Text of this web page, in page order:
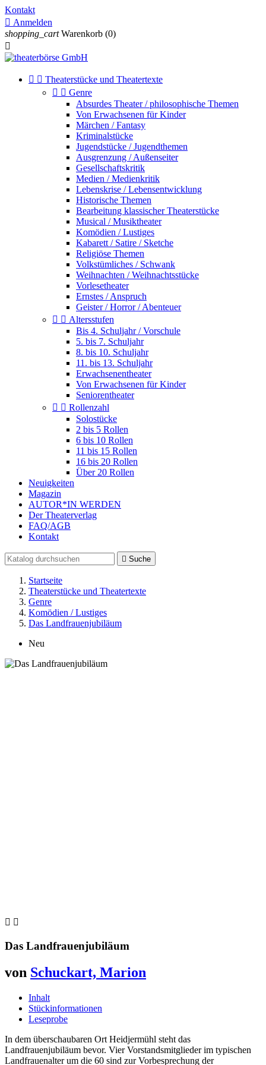
Kontakt
 Anmelden
shopping_cart Warenkorb (0)

  Theaterstücke und Theatertexte
  Genre
Absurdes Theater / philosophische Themen
Von Erwachsenen für Kinder
Märchen / Fantasy
Kriminalstücke
Jugendstücke / Jugendthemen
Ausgrenzung / Außenseiter
Gesellschaftskritik
Medien / Medienkritik
Lebenskrise / Lebensentwicklung
Historische Themen
Bearbeitung klassischer Theaterstücke
Musical / Musiktheater
Komödien / Lustiges
Kabarett / Satire / Sketche
Religiöse Themen
Volkstümliches / Schwank
Weihnachten / Weihnachtsstücke
Vorlesetheater
Ernstes / Anspruch
Geister / Horror / Abenteuer
  Altersstufen
Bis 4. Schuljahr / Vorschule
5. bis 7. Schuljahr
8. bis 10. Schuljahr
11. bis 13. Schuljahr
Erwachsenentheater
Von Erwachsenen für Kinder
Seniorentheater
  Rollenzahl
Solostücke
2 bis 5 Rollen
6 bis 10 Rollen
11 bis 15 Rollen
16 bis 20 Rollen
Über 20 Rollen
Neuigkeiten
Magazin
AUTOR*IN WERDEN
Der Theaterverlag
FAQ/AGB
Kontakt
 Suche
Startseite
Theaterstücke und Theatertexte
Genre
Komödien / Lustiges
Das Landfrauenjubiläum
Neu
 
Das Landfrauenjubiläum
von Schuckart, Marion
Inhalt
Stückinformationen
Leseprobe
In dem überschaubaren Ort Heidjermühl steht das
Landfrauenjubiläum bevor. Vier Vorstandsmitglieder im typischen
Landfrauenalter um die 60 sind zur Vorbesprechung der